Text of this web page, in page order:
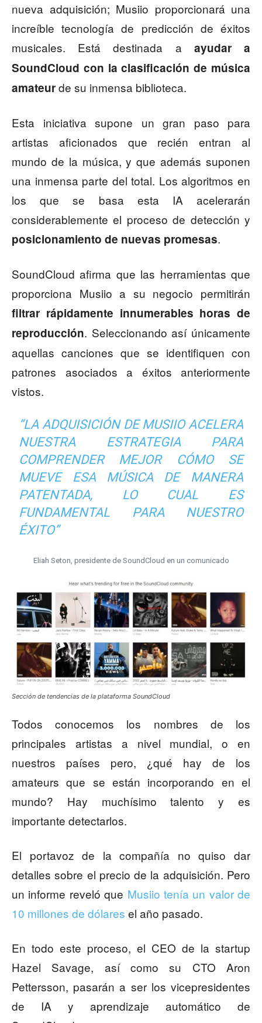
nueva adquisición; Musiio proporcionará una
increíble tecnología de predicción de éxitos
musicales. Está destinada a ayudar a
SoundCloud con la clasificación de música
amateurde su inmensa biblioteca.
Esta iniciativa supone un gran paso para
artistas aficionados que recién entran al
mundo de la música, y que además suponen
una inmensa parte del total. Los algoritmos en
los que se basa esta IA acelerarán
considerablemente el proceso de detección y
posicionamiento de nuevas promesas.
SoundCloud afirma que las herramientas que
proporciona Musiio a su negocio permitirán
filtrar rápidamente innumerables horas de
reproducción. Seleccionando así únicamente
aquellas canciones que se identifiquen con
patrones asociados a éxitos anteriormente
vistos.
“LA ADQUISICIÓN DE MUSIIO ACELERA
NUESTRA ESTRATEGIA PARA
COMPRENDER MEJOR CÓMO SE
MUEVE ESA MÚSICA DE MANERA
PATENTADA, LO CUAL ES
FUNDAMENTAL PARA NUESTRO
ÉXITO”
Eliah Seton, presidente de SoundCloud en un comunicado
Sección de tendencias de la plataforma SoundCloud
Todos conocemos los nombres de los
principales artistas a nivel mundial, o en
nuestros países pero, ¿qué hay de los
amateurs que se están incorporando en el
mundo? Hay muchísimo talento y es
importante detectarlos.
El portavoz de la compañía no quiso dar
detalles sobre el precio de la adquisición. Pero
un informe reveló que Musiio tenía un valor de
10 millones de dólares el año pasado.
En todo este proceso, el CEO de la startup
Hazel Savage, así como su CTO Aron
Pettersson, pasarán a ser los vicepresidentes
de IA y aprendizaje automático de